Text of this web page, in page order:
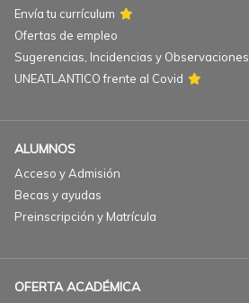
Envía tu currículum
Ofertas de empleo
Sugerencias, Incidencias y Observaciones
UNEATLANTICO frente al Covid
ALUMNOS
Acceso y Admisión
Becas y ayudas
Preinscripción y Matrícula
OFERTA ACADÉMICA